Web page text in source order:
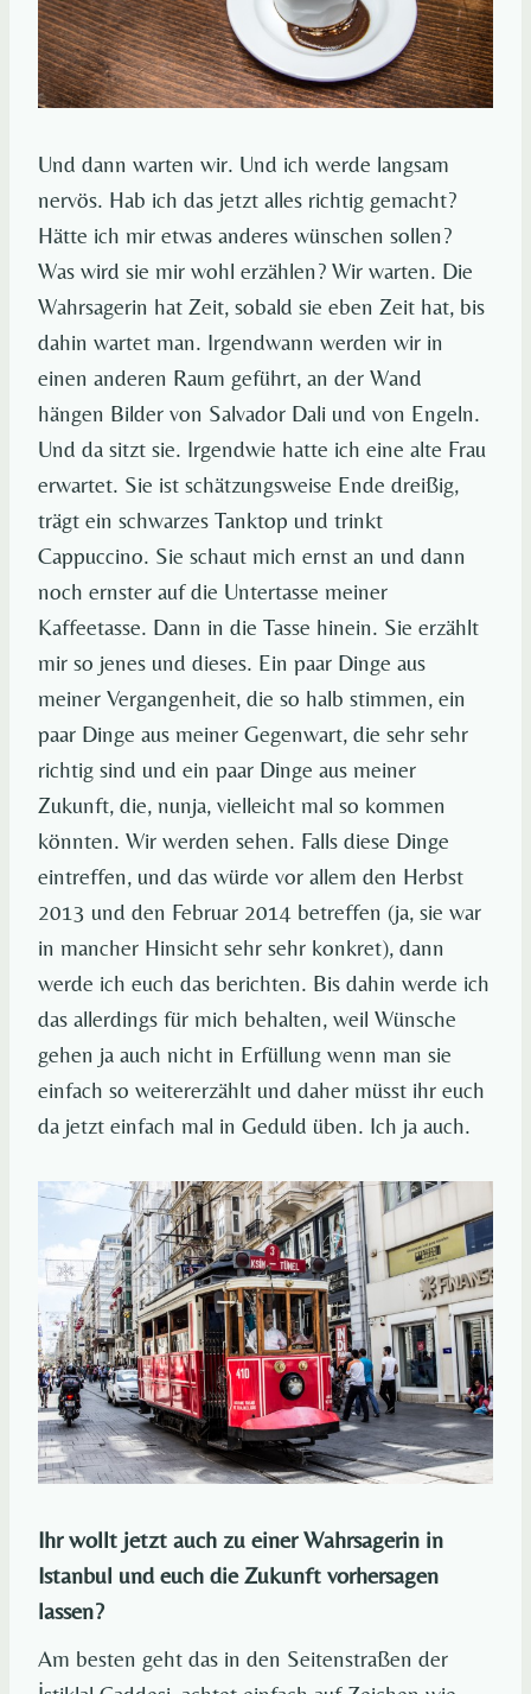
Und dann warten wir. Und ich werde langsam
nervös. Hab ich das jetzt alles richtig gemacht?
Hätte ich mir etwas anderes wünschen sollen?
Was wird sie mir wohl erzählen? Wir warten. Die
Wahrsagerin hat Zeit, sobald sie eben Zeit hat, bis
dahin wartet man. Irgendwann werden wir in
einen anderen Raum geführt, an der Wand
hängen Bilder von Salvador Dali und von Engeln.
Und da sitzt sie. Irgendwie hatte ich eine alte Frau
erwartet. Sie ist schätzungsweise Ende dreißig,
trägt ein schwarzes Tanktop und trinkt
Cappuccino. Sie schaut mich ernst an und dann
noch ernster auf die Untertasse meiner
Kaffeetasse. Dann in die Tasse hinein. Sie erzählt
mir so jenes und dieses. Ein paar Dinge aus
meiner Vergangenheit, die so halb stimmen, ein
paar Dinge aus meiner Gegenwart, die sehr sehr
richtig sind und ein paar Dinge aus meiner
Zukunft, die, nunja, vielleicht mal so kommen
könnten. Wir werden sehen. Falls diese Dinge
eintreffen, und das würde vor allem den Herbst
2013 und den Februar 2014 betreffen (ja, sie war
in mancher Hinsicht sehr sehr konkret), dann
werde ich euch das berichten. Bis dahin werde ich
das allerdings für mich behalten, weil Wünsche
gehen ja auch nicht in Erfüllung wenn man sie
einfach so weitererzählt und daher müsst ihr euch
da jetzt einfach mal in Geduld üben. Ich ja auch.
Ihr wollt jetzt auch zu einer Wahrsagerin in
Istanbul und euch die Zukunft vorhersagen
lassen?
Am besten geht das in den Seitenstraßen der